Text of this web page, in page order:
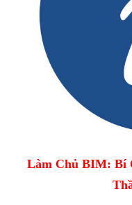
Làm Chủ BIM: Bí